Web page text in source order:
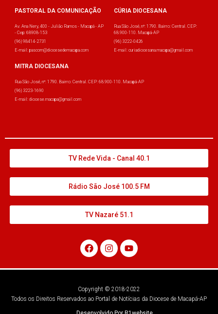
PASTORAL DA COMUNICAÇÃO
Av. Ana Nery, 400 - Julião Ramos - Macapá - AP
- Cep: 68908-153
(96) 98414-2731
E-mail: pascom@diocesedemacapa.com
CÚRIA DIOCESANA
Rua São José, nº: 1790. Bairro: Central. CEP:
68.900-110. Macapá-AP
(96) 3222-0426
E-mail: curiadiocesana.macapa@gmail.com
MITRA DIOCESANA
Rua São José, nº: 1790. Bairro: Central. CEP: 68.900-110. Macapá-AP
(96) 3223-1690
E-mail: diocese.macapa@gmail.com
TV Rede Vida - Canal 40.1
Rádio São José 100.5 FM
TV Nazaré 51.1
Copyright © 2018-2022
Todos os Direitos Reservados ao Portal de Notícias da Diocese de Macapá-AP